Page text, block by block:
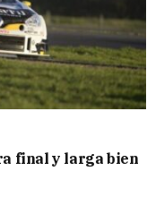
final y larga bien